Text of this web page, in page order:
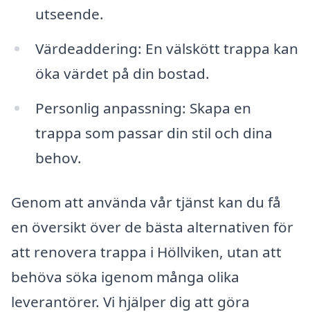
utseende.
Värdeaddering: En välskött trappa kan
öka värdet på din bostad.
Personlig anpassning: Skapa en
trappa som passar din stil och dina
behov.
Genom att använda vår tjänst kan du få
en översikt över de bästa alternativen för
att renovera trappa i Höllviken, utan att
behöva söka igenom många olika
leverantörer. Vi hjälper dig att göra